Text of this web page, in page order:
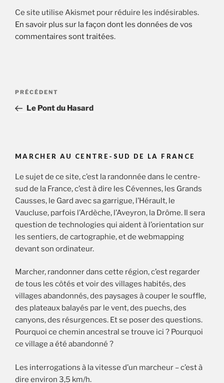
Ce site utilise Akismet pour réduire les indésirables.
En savoir plus sur la façon dont les données de vos
commentaires sont traitées.
Post
Article
précédent
PRÉCÉDENT
Le Pont du Hasard
MARCHER AU CENTRE-SUD DE LA FRANCE
Le sujet de ce site, c’est la randonnée dans le centre-
sud de la France, c’est à dire les Cévennes, les Grands
Causses, le Gard avec sa garrigue, l’Hérault, le
Vaucluse, parfois l’Ardèche, l’Aveyron, la Drôme. Il sera
question de technologies qui aident à l’orientation sur
les sentiers, de cartographie, et de webmapping
devant son ordinateur.
Marcher, randonner dans cette région, c’est regarder
de tous les côtés et voir des villages habités, des
villages abandonnés, des paysages à couper le souffle,
des plateaux balayés par le vent, des puechs, des
canyons, des résurgences. Et se poser des questions.
Pourquoi ce chemin ancestral se trouve ici ? Pourquoi
ce village a été abandonné ?
Les interrogations à la vitesse d’un marcheur – c’est à
dire environ 3,5 km/h.